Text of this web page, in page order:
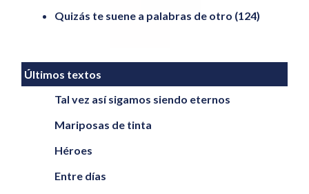
Quizás te suene a palabras de otro (124)
Últimos textos
Tal vez así sigamos siendo eternos
Mariposas de tinta
Héroes
Entre días